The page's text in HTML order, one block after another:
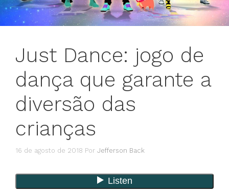
Just Dance: jogo de
dança que garante a
diversão das
crianças
16 de agosto de 2018 Por Jefferson Back